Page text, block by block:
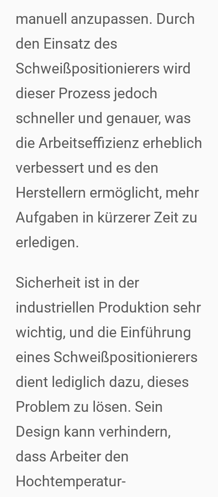
manuell anzupassen. Durch
den Einsatz des
Schweißpositionierers wird
dieser Prozess jedoch
schneller und genauer, was
die Arbeitseffizienz erheblich
verbessert und es den
Herstellern ermöglicht, mehr
Aufgaben in kürzerer Zeit zu
erledigen.
Sicherheit ist in der
industriellen Produktion sehr
wichtig, und die Einführung
eines Schweißpositionierers
dient lediglich dazu, dieses
Problem zu lösen. Sein
Design kann verhindern,
dass Arbeiter den
Hochtemperatur-